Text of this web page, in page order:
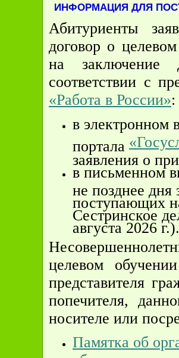
ИНФОРМАЦИЯ ДЛЯ
Абитуриенты
договор о
на заключение
соответствии с
«Работа в России»:
в электронном
портала
заявления о
в письменном
не позднее дня
поступающих
Сестринское
августа 2026 г.).
целевом
представителя
попечителя,
носителе или
Памятка об